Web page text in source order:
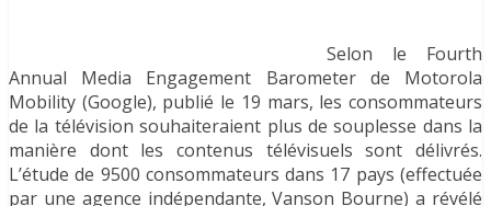
Selon le Fourth
Annual Media Engagement Barometer de Motorola
Mobility (Google), publié le 19 mars, les consommateurs
de la télévision souhaiteraient plus de souplesse dans la
manière dont les contenus télévisuels sont délivrés.
L’étude de 9500 consommateurs dans 17 pays (effectuée
par une agence indépendante, Vanson Bourne) a révélé